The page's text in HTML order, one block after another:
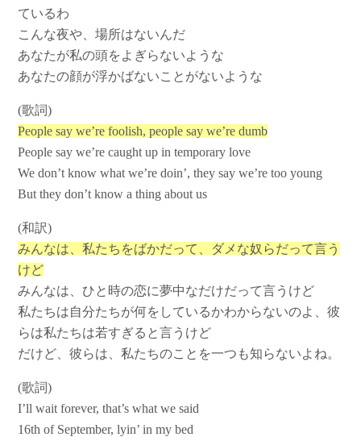
ているわ
こんな夜や、場所はないんだ
あなたが私の頭をよぎらないような
あなたの顔が浮かばないことがないような
(歌詞)
People say we’re foolish, people say we’re dumb
People say we’re caught up in temporary love
We don’t know what we’re doin’, they say we’re too young
But they don’t know a thing about us
(和訳)
みんなは、私たちをばかだって、ダメな奴らだって言う
けど
みんなは、ひと時の恋に夢中なだけだって言うけど
私たちは自分たちが何をしているかわからないのよ、彼
らは私たちは若すぎると言うけど
だけど、彼らは、私たちのことを一つも知らないよね。
(歌詞)
I’ll wait forever, that’s what we said
16th of September, lyin’ in my bed